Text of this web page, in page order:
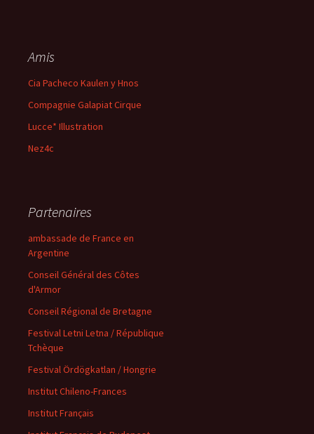
Amis
Cia Pacheco Kaulen y Hnos
Compagnie Galapiat Cirque
Lucce* Illustration
Nez4c
Partenaires
ambassade de France en
Argentine
Conseil Général des Côtes
d'Armor
Conseil Régional de Bretagne
Festival Letni Letna / République
Tchèque
Festival Ördögkatlan / Hongrie
Institut Chileno-Frances
Institut Français